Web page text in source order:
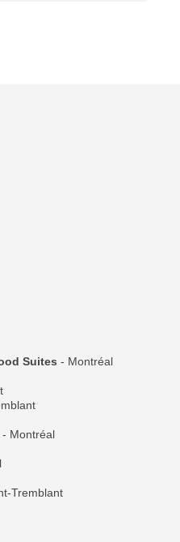
Suites - Montréal
- Montréal
Tremblant